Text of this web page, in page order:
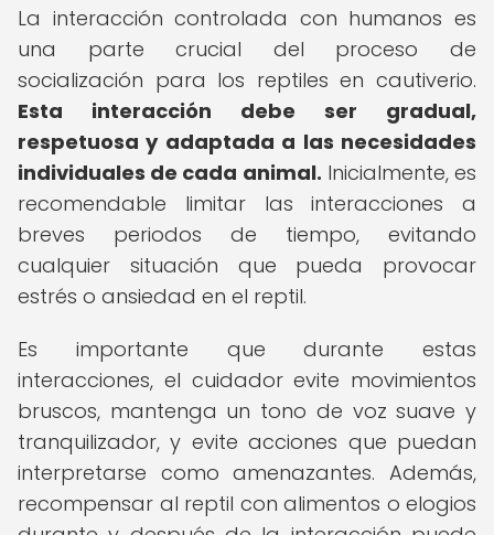
La interacción controlada con humanos es
una parte crucial del proceso de
socialización para los reptiles en cautiverio.
Esta interacción debe ser gradual,
respetuosa y adaptada a las necesidades
individuales de cada animal. Inicialmente, es
recomendable limitar las interacciones a
breves periodos de tiempo, evitando
cualquier situación que pueda provocar
estrés o ansiedad en el reptil.
Es importante que durante estas
interacciones, el cuidador evite movimientos
bruscos, mantenga un tono de voz suave y
tranquilizador, y evite acciones que puedan
interpretarse como amenazantes. Además,
recompensar al reptil con alimentos o elogios